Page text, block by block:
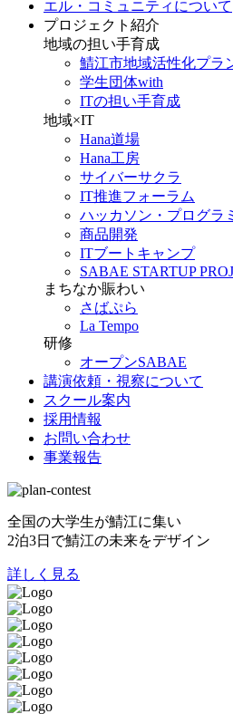
エル・コミュニティについて
プロジェクト紹介
地域の担い手育成
鯖江市地域活性化プラ
学生団体with
ITの担い手育成
地域×IT
Hana道場
Hana工房
サイバーサクラ
IT推進フォーラム
ハッカソン・プログラ
商品開発
ITブートキャンプ
SABAE STARTUP
まちなか賑わい
さばぷら
La Tempo
研修
オープンSABAE
講演依頼・視察について
スクール案内
採用情報
お問い合わせ
事業報告
全国の大学生が鯖江に集い
2泊3日で鯖江の未来をデザイン
詳しく見る